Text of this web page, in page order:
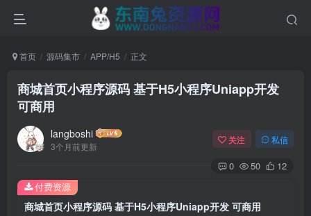
首页 源码集市 APP/H5 正文
商城首页小程序源码 基于H5小程序Uniapp开发
可商用
langboshi
3个月前更新
关注 私信
0 50 12
商城首页小程序源码 基于H5小程序Uniapp开发 可商用
付费资源